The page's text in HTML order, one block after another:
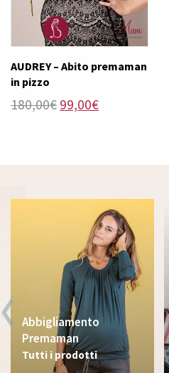
AUDREY – Abito premaman
in pizzo
180,00€ Il
99,00€Il
Abbigliamento
Premaman
Tutti i prodotti